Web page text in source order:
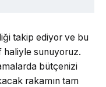
takip ediyor ve bu
haliyle sunuyoruz.
bütçenizi
rakamın tam